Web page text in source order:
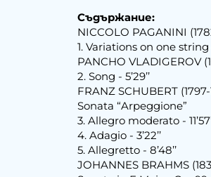
Съдържание:
NICCOLO PAGANINI
1. Variations on one string
PANCHO VLADIGEROV
2. Song - 5’29’’
FRANZ SCHUBERT
Sonata “Arpeggione”
3. Allegro moderato -
4. Adagio - 3’22’’
5. Allegretto - 8’48’’
JOHANNES BRAHMS